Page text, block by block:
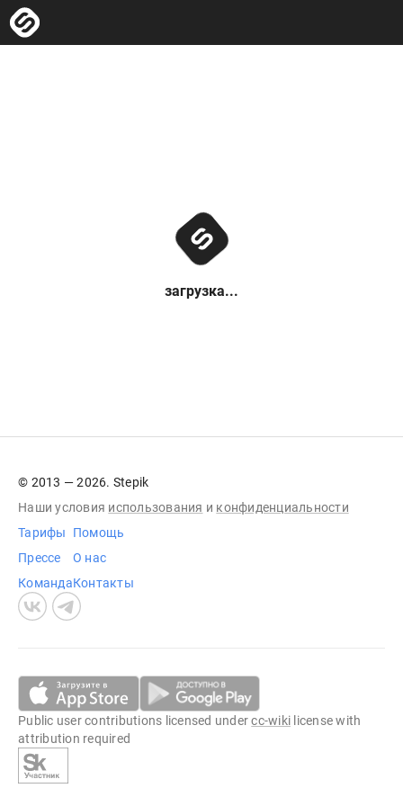
загрузка...
© 2013 — 2026. Stepik
Наши условия использования и конфиденциальности
Тарифы
Прессе
Команда
Помощь
О нас
Контакты
Public user contributions licensed undercc-wiki license with
attribution required